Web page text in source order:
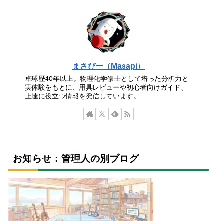
まさぴー（Masapi）
卓球歴40年以上。物理化学修士として培った分析力と
実体験をもとに、用具レビューや初心者向けガイド、
上達に役立つ情報を発信しています。
お知らせ：管理人の別ブログ